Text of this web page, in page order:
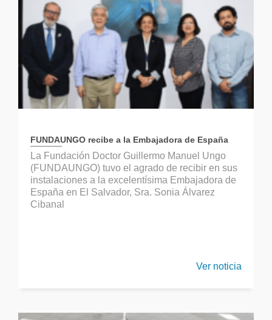
FUNDAUNGO recibe a la Embajadora de España
La Fundación Doctor Guillermo Manuel Ungo
(FUNDAUNGO) tuvo el agrado de recibir en sus
instalaciones a la excelentísima Embajadora de
España en El Salvador, Sra. Sonia Álvarez
Cibanal
Ver noticia